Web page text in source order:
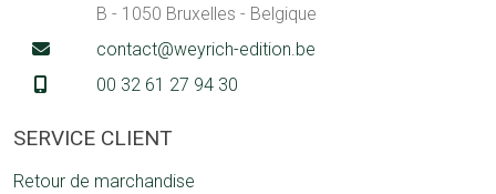
B - 1050 Bruxelles - Belgique
contact@weyrich-edition.be
00 32 61 27 94 30
SERVICE CLIENT
Retour de marchandise